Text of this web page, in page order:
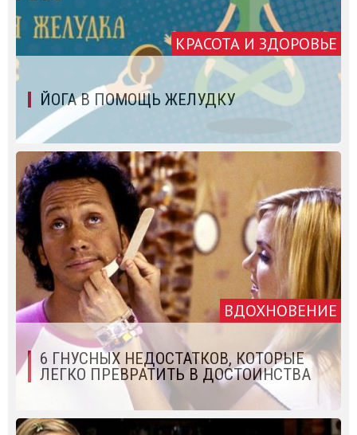
КРАСОТА И ЗДОРОВЬЕ
ЙОГА В ПОМОЩЬ ЖЕЛУДКУ
ВДОХНОВЕНИЕ
6 ГНУСНЫХ НЕДОСТАТКОВ, КОТОРЫЕ
ЛЕГКО ПРЕВРАТИТЬ В ДОСТОИНСТВА